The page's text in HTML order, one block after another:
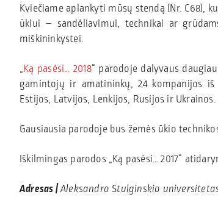
Kviečiame aplankyti mūsų stendą (Nr. C68),
ūkiui – sandėliavimui, technikai ar
miškininkystei.
„Ką pasėsi… 2018“ parodoje dalyvaus
gamintojų ir amatininkų, 24 kompanijos
Estijos, Latvijos, Lenkijos, Rusijos ir Ukrainos.
Gausiausia parodoje bus žemės ūkio
Iškilmingas parodos „Ką pasėsi… 2017“
Adresas |Aleksandro Stulginskio